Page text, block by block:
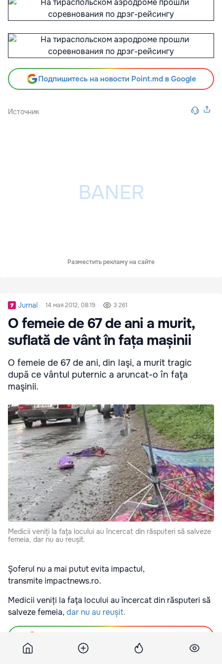
Подпишитесь на новости Point.md в Google
Источник
Разместить рекламу на сайте
Jurnal 14 мая 2012, 08:19 3 261
O femeie de 67 de ani a murit,
suflată de vânt în fața mașinii
O femeie de 67 de ani, din Iaşi, a murit tragic
după ce vântul puternic a aruncat-o în faţa
maşinii.
Medicii veniți la faţa locului au încercat din răsputeri să salveze
femeia, dar nu au reușit.
Şoferul nu a mai putut evita impactul,
transmite impactnews.ro.
Medicii veniți la faţa locului au încercat din răsputeri să
salveze femeia, dar nu au reușit.